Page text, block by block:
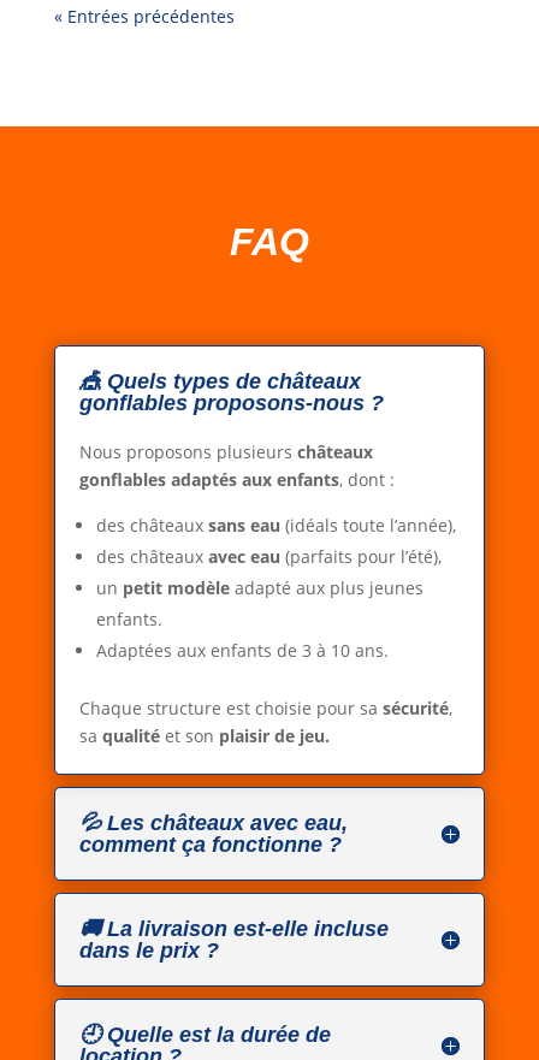
« Entrées précédentes
FAQ
🎪 Quels types de châteaux
gonflables proposons-nous ?
Nous proposons plusieurs châteaux
gonflables adaptés aux enfants, dont :
des châteaux sans eau (idéals toute l’année),
des châteaux avec eau (parfaits pour l’été),
un petit modèleadapté aux plus jeunes
enfants.
Adaptées aux enfants de 3 à 10 ans.
Chaque structure est choisie pour sa sécurité,
sa qualitéet son plaisir de jeu.
💦 Les châteaux avec eau,
comment ça fonctionne ?
🚚 La livraison est-elle incluse
dans le prix ?
🕘 Quelle est la durée de